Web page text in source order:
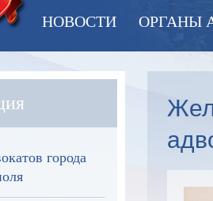
НОВОСТИ ОРГАНЫ
города